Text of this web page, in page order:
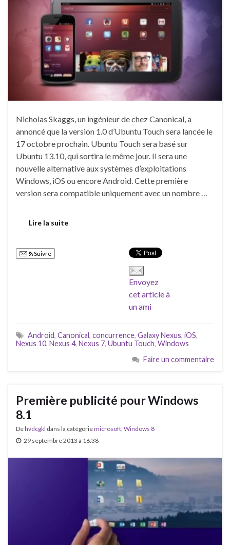
Nicholas Skaggs, un ingénieur de chez Canonical, a
annoncé que la version 1.0 d’Ubuntu Touch sera lancée le
17 octobre prochain. Ubuntu Touch sera basé sur
Ubuntu 13.10, qui sortira le même jour. Il sera une
nouvelle alternative aux systèmes d’exploitations
Windows, iOS ou encore Android. Cette première
version sera compatible uniquement avec un nombre …
Lire la suite
Suivre
Envoyez
cet article à
un ami
Android, Canonical, concurrence, Galaxy Nexus, iOS,
Nexus 10, Nexus 4, Nexus 7, Ubuntu Touch, Windows
Faire un commentaire
Première publicité pour Windows
8.1
Dehvdcgkl dans la catégoriemicrosoft, Windows 8
29 septembre 2013 à 16:38